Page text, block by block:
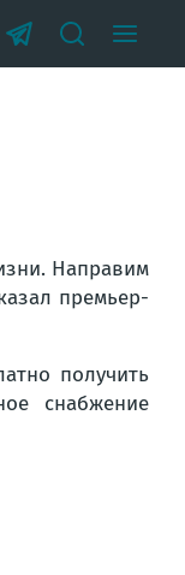
Направим
премьер-
получить
снабжение